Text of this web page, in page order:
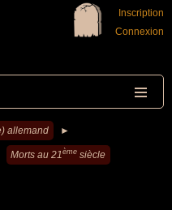
Inscription
Connexion
allemand ►
Morts au 21ème siècle